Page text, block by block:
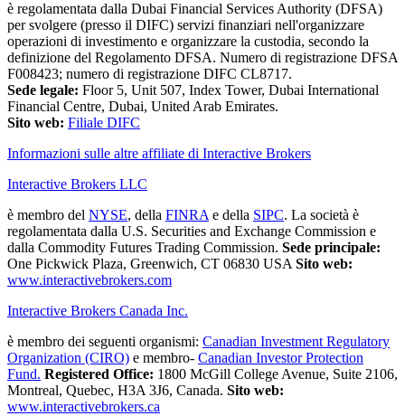
è regolamentata dalla Dubai Financial Services Authority (DFSA)
per svolgere (presso il DIFC) servizi finanziari nell'organizzare
operazioni di investimento e organizzare la custodia, secondo la
definizione del Regolamento DFSA. Numero di registrazione DFSA
F008423; numero di registrazione DIFC CL8717.
Sede legale: Floor 5, Unit 507, Index Tower, Dubai International
Financial Centre, Dubai, United Arab Emirates.
Sito web: Filiale DIFC
Informazioni sulle altre affiliate di Interactive Brokers
Interactive Brokers LLC
è membro del NYSE, della FINRA e della SIPC. La società è
regolamentata dalla U.S. Securities and Exchange Commission e
dalla Commodity Futures Trading Commission. Sede principale:
One Pickwick Plaza, Greenwich, CT 06830 USA Sito web:
www.interactivebrokers.com
Interactive Brokers Canada Inc.
è membro dei seguenti organismi: Canadian Investment Regulatory
Organization (CIRO) e membro- Canadian Investor Protection
Fund. Registered Office: 1800 McGill College Avenue, Suite 2106,
Montreal, Quebec, H3A 3J6, Canada. Sito web:
www.interactivebrokers.ca